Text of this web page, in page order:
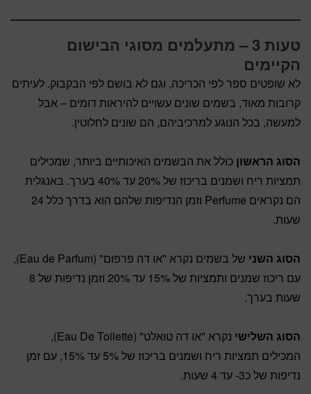
טעות 3 – מתעלמים מסוגי הבישום
הקיימים
לא שופטים ספר לפי הכריכה, וגם לא בושם לפי הבקבוק. לעיתים
קרובות מאוד, בשמים שונים עשויים להיראות דומים – אבל
למעשה, בכל הנוגע למרכיביהם, הם שונים לחלוטין.
הסוג הראשון כולל את הבשמים האיכותיים ביותר, שמכילים
תמציות ריח ושמנים בריכוז של 20% עד 40% בערך. באנגלית
הם נקראים Perfume וזמן הנדיפות שלהם הוא בדרך כלל 24
שעות.
הסוג השני
של בשמים נקרא "או דה פרפום" (Eau de Parfum),
עם ריכוז שמנים ותמציות של 15% עד 20% וזמן נדיפות של 8
שעות בערך.
הסוג השלישי
נקרא "או דה טואלט" (Eau De Toilette),
המכילים תמציות ריח ושמנים בריכוז של 5% עד 15%, עם זמן
נדיפות של כ3- עד 4 שעות.